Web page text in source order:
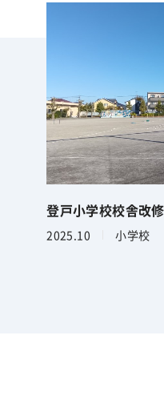
登戸小学校校舎改
2025.10 小学校